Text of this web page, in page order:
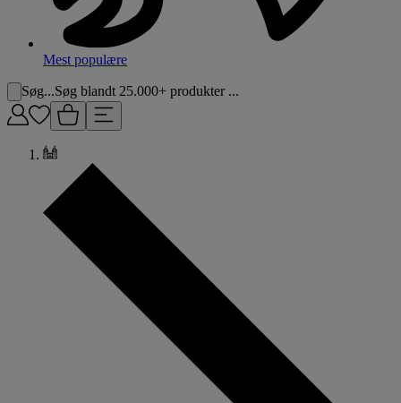
Mest populære
Søg...Søg blandt 25.000+ produkter ...